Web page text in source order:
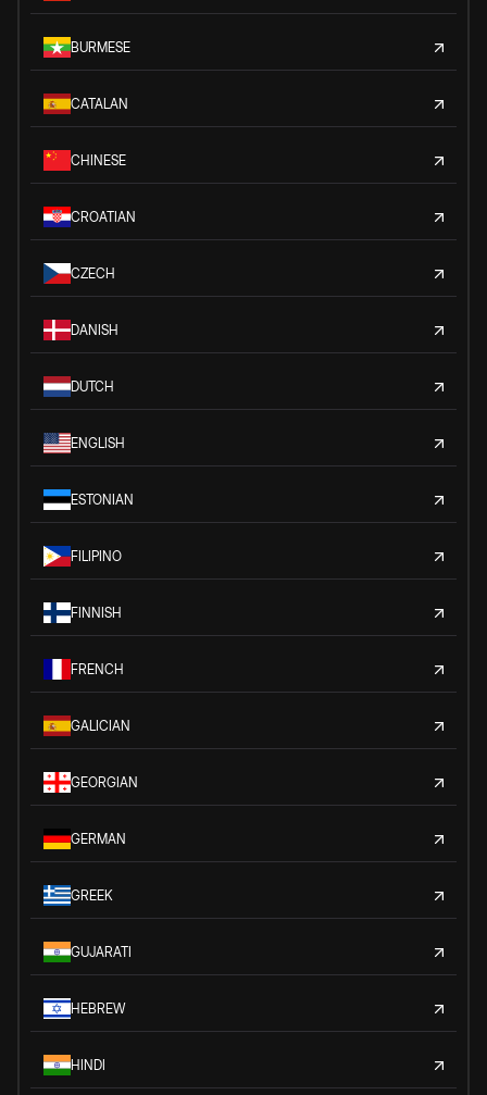
BURMESE
CATALAN
CHINESE
CROATIAN
CZECH
DANISH
DUTCH
ENGLISH
ESTONIAN
FILIPINO
FINNISH
FRENCH
GALICIAN
GEORGIAN
GERMAN
GREEK
GUJARATI
HEBREW
HINDI